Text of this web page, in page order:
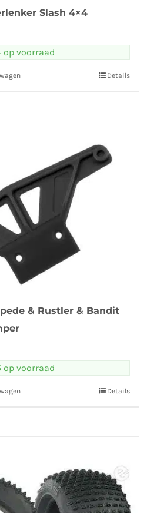
Slash 4×4
op voorraad
Details
& Rustler & Bandit
op voorraad
Details